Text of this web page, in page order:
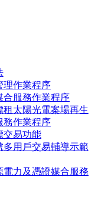
理作業程序
合服務作業程序
太陽光電案場再生
務作業程序
交易功能
用戶交易輔導示範
電力及憑證媒合服務